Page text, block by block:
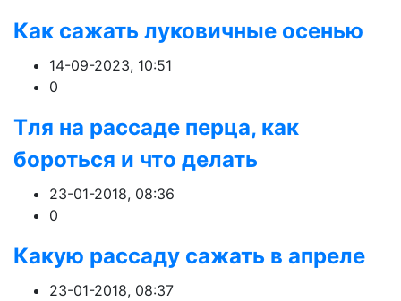
Как сажать луковичные осенью
14-09-2023, 10:51
0
Тля на рассаде перца, как
бороться и что делать
23-01-2018, 08:36
0
Какую рассаду сажать в апреле
23-01-2018, 08:37